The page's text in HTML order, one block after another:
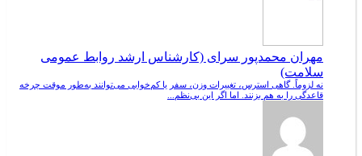
مهران محمدپور سرای (کارشناس ارشد روابط عمومی
سلامت)
نه لزوماً. گاهی استرس، تغییرات وزن، سفر یا کم‌خوابی می‌توانند به‌طور موقت چرخه
قاعدگی را به هم بزنند. اما اگر این بی‌نظم...